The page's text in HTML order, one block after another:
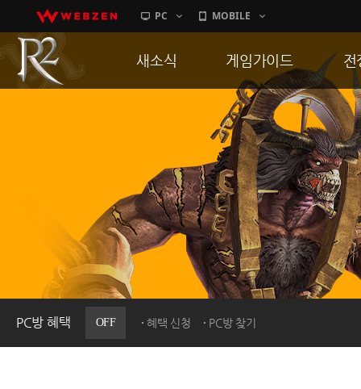
PC MOBILE
PC방 혜택 OFF 혜택 신청 PC방 찾기
새소식
이벤트
히스토리
PC방으로간다
게임가이드
게임 특징
서버가이드
신병훈련소
세부가이드
통합보급센터
전
통
공